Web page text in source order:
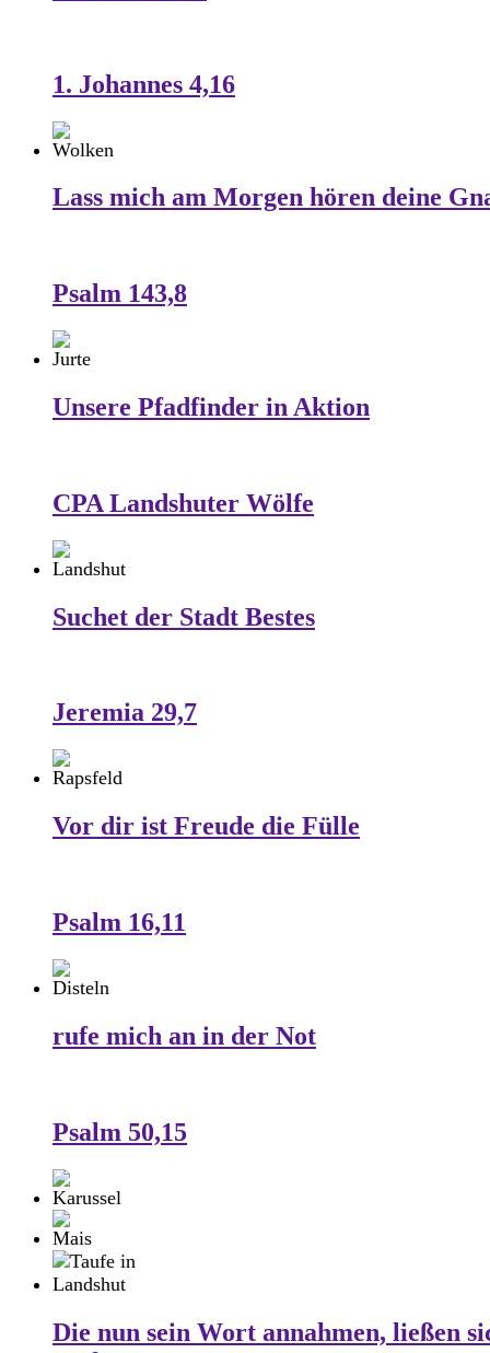
1. Johannes 4,16
Lass mich am Morgen hören deine
Psalm 143,8
Unsere Pfadfinder in Aktion
CPA Landshuter Wölfe
Suchet der Stadt Bestes
Jeremia 29,7
Vor dir ist Freude die Fülle
Psalm 16,11
rufe mich an in der Not
Psalm 50,15
Die nun sein Wort annahmen, ließen